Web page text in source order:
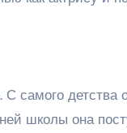
самого детства
школы она